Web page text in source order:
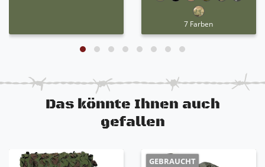
7 Farben
Das könnte Ihnen auch
gefallen
GEBRAUCHT